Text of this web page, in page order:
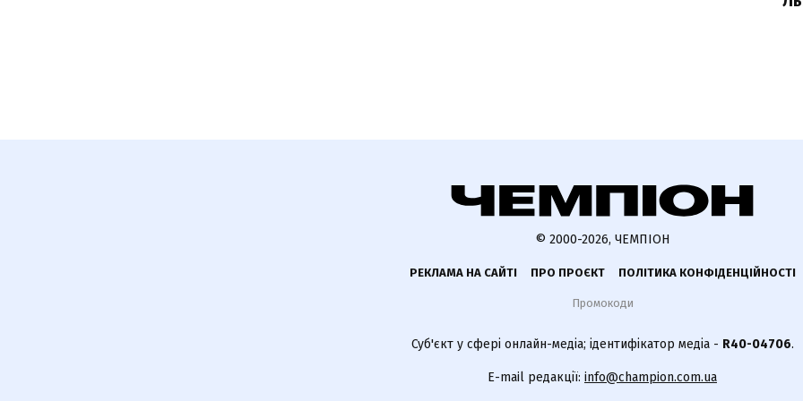
© 2000-2026, ЧЕМПІОН
РЕКЛАМА НА САЙТІ ПРО ПРОЄКТ ПОЛІТИКА КОНФІДЕНЦІЙНОСТІ
Промокоди
Суб'єкт у сфері онлайн-медіа; ідентифікатор медіа - R40-04706.
E-mail редакції: info@champion.com.ua